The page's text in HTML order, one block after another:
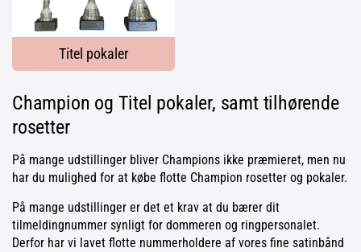
Titel pokaler
Champion og Titel pokaler, samt tilhørende
rosetter
På mange udstillinger bliver Champions ikke præmieret, men nu
har du mulighed for at købe flotte Champion rosetter og pokaler.
På mange udstillinger er det et krav at du bærer dit
tilmeldingnummer synligt for dommeren og ringpersonalet.
Derfor har vi lavet flotte nummerholdere af vores fine satinbånd